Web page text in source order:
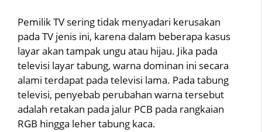
Pemilik TV sering tidak menyadari kerusakan
pada TV jenis ini, karena dalam beberapa kasus
layar akan tampak ungu atau hijau. Jika pada
televisi layar tabung, warna dominan ini secara
alami terdapat pada televisi lama. Pada tabung
televisi, penyebab perubahan warna tersebut
adalah retakan pada jalur PCB pada rangkaian
RGB hingga leher tabung kaca.